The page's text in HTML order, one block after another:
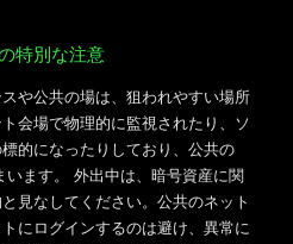
特別な注意
や公共の場は、狙われやすい場所
会場で物理的に監視されたり、ソ
的になったりしており、公共の
ます。 外出中は、暗号資産に関
見なしてください。公共のネット
にログインするのは避け、異常に